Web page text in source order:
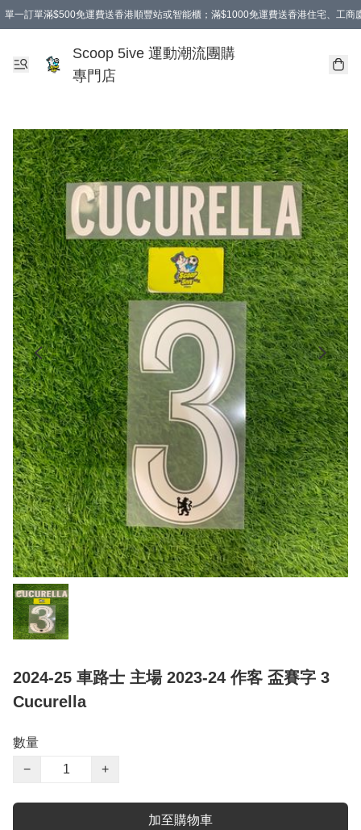
單一訂單滿$500免運費送香港順豐站或智能櫃；滿$1000免運費送香港住宅、工商
Scoop 5ive 運動潮流團購
專門店
2024-25 車路士 主場 2023-24 作客 盃賽字 3
Cucurella
數量
−
+
加至購物車